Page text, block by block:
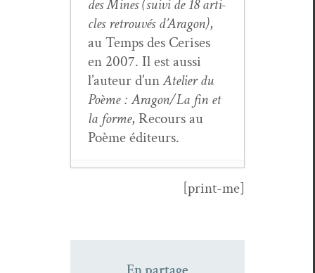
des Mines (suivi de 18 arti­
cles retrou­vés d’Aragon),
au Temps des Ceris­es
en 2007. Il est aus­si
l’au­teur d’unAte­lier du
Poème : Aragon/La fin et
la forme, Recours au
Poème éditeurs.
Le rôle de la doc­u­
[print-me]